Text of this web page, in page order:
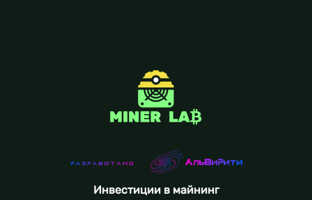
Инвестиции в майнинг